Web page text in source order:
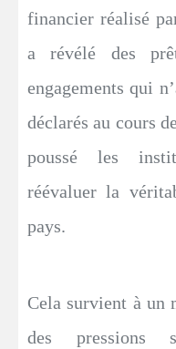
financier réalisé
a révélé des
engagements qui
déclarés au cours
poussé les
réévaluer la
pays.
Cela survient à un
des pressions